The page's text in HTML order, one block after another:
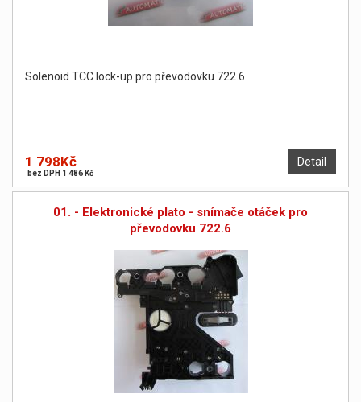
Solenoid TCC lock-up pro převodovku 722.6
Detail
1 798Kč
bez DPH 1 486 Kč
01. - Elektronické plato - snímače otáček pro
převodovku 722.6